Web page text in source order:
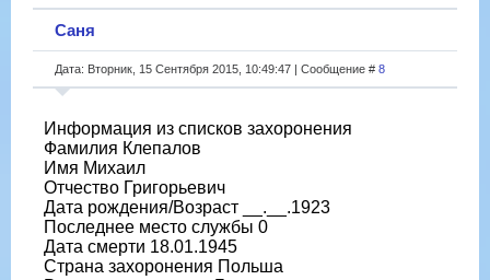
Саня
Дата: Вторник, 15 Сентября 2015, 10:49:47 | Сообщение # 8
Информация из списков захоронения
Фамилия Клепалов
Имя Михаил
Отчество Григорьевич
Дата рождения/Возраст __.__.1923
Последнее место службы 0
Дата смерти 18.01.1945
Страна захоронения Польша